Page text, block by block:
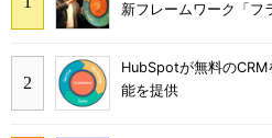
新フレームワーク「フ
HubSpotが無料の
能を提供